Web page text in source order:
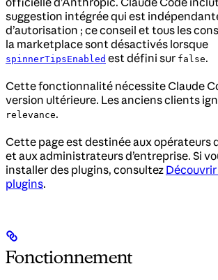
suggestion intégrée qui est
d’autorisation ; ce conseil et tous les
la marketplace sont désactivés lorsque
spinnerTipsEnabled est défini sur false.
Cette fonctionnalité nécessite Claude
version ultérieure. Les anciens clients
relevance.
Cette page est destinée aux opérateurs
et aux administrateurs d’entreprise. Si
installer des plugins, consultez
plugins.
Fonctionnement